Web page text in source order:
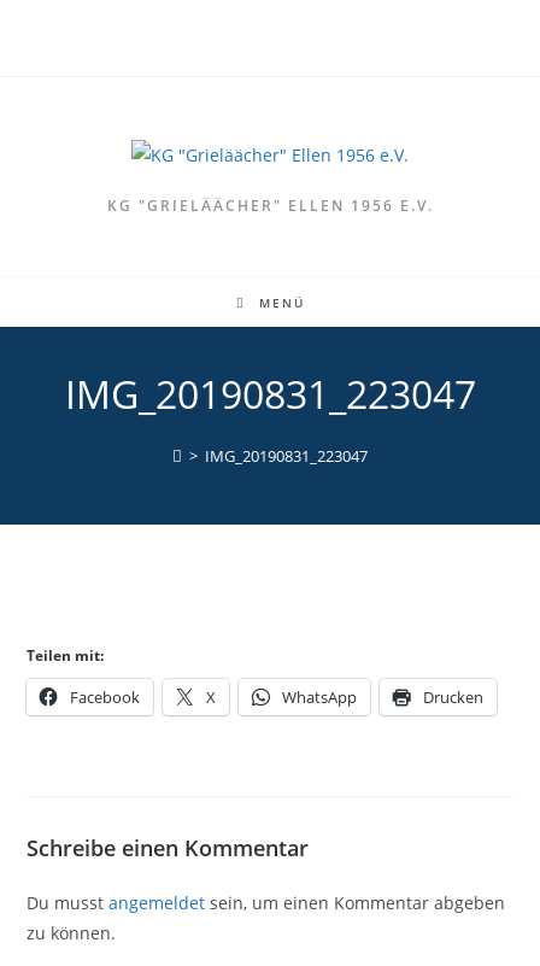
KG "GRIELÄÄCHER" ELLEN 1956 E.V.
MENÜ
IMG_20190831_223047
> IMG_20190831_223047
Teilen mit:
Facebook X WhatsApp Drucken
Schreibe einen Kommentar
Du musstangemeldet sein, um einen Kommentar abgeben
zu können.